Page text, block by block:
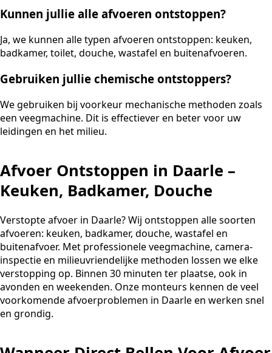
Kunnen jullie alle afvoeren ontstoppen?
Ja, we kunnen alle typen afvoeren ontstoppen: keuken,
badkamer, toilet, douche, wastafel en buitenafvoeren.
Gebruiken jullie chemische ontstoppers?
We gebruiken bij voorkeur mechanische methoden zoals
een veegmachine. Dit is effectiever en beter voor uw
leidingen en het milieu.
Afvoer Ontstoppen in Daarle –
Keuken, Badkamer, Douche
Verstopte afvoer in Daarle? Wij ontstoppen alle soorten
afvoeren: keuken, badkamer, douche, wastafel en
buitenafvoer. Met professionele veegmachine, camera-
inspectie en milieuvriendelijke methoden lossen we elke
verstopping op. Binnen 30 minuten ter plaatse, ook in
avonden en weekenden. Onze monteurs kennen de veel
voorkomende afvoerproblemen in Daarle en werken snel
en grondig.